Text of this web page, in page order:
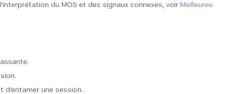
du MOS et des signaux connexes, voir Meilleures
d'entamer une session.